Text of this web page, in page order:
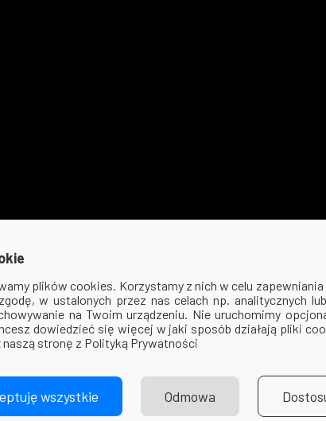
© 2026 Via Medica. All Rights Reserved
plików cookies. Korzystamy z nich w celu
w ustalonych przez nas celach np. analitycznych
na Twoim urządzeniu. Nie uruchomimy
dowiedzieć się więcej w jaki sposób działają pliki
stronę z Polityką Prywatności
wszystkie Odmowa